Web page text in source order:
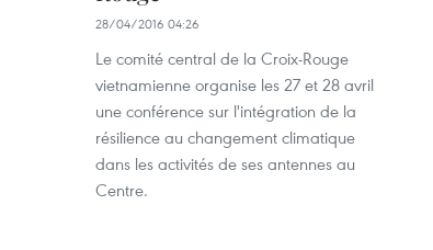
28/04/2016 04:26
Le comité central de la Croix-Rouge
vietnamienne organise les 27 et 28 avril
une conférence sur l'intégration de la
résilience au changement climatique
dans les activités de ses antennes au
Centre.